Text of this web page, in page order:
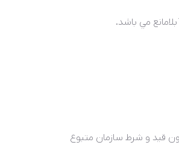
بلامانع مي باشد.
قيد و شرط سازمان متبوع